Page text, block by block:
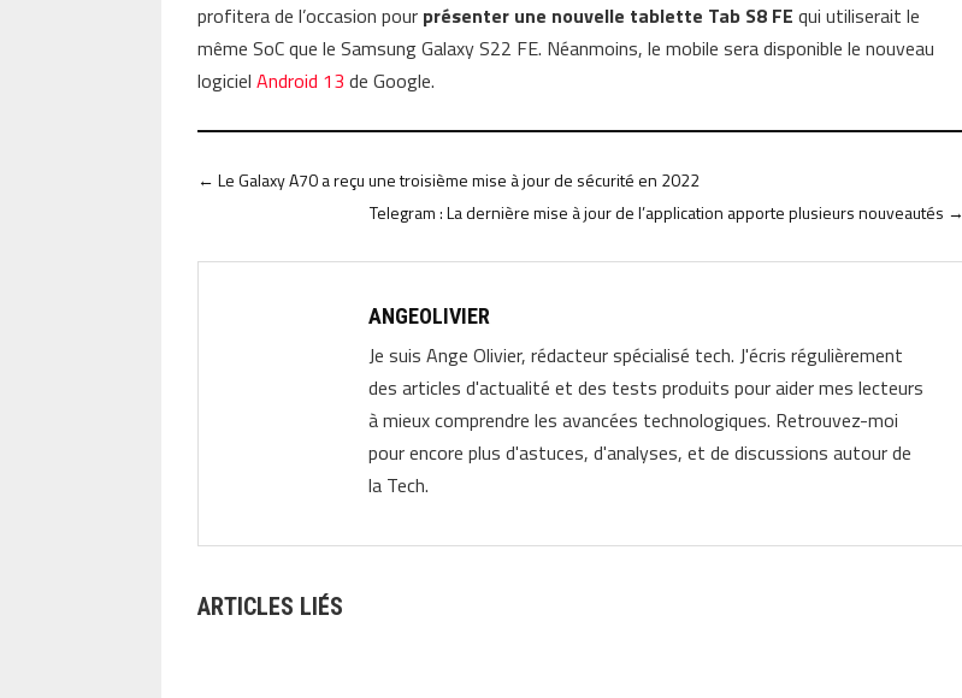
profitera de l’occasion pour présenter une nouvelle tablette Tab S8 FE qui utiliserait le
même SoC que le Samsung Galaxy S22 FE. Néanmoins, le mobile sera disponible le nouveau
logicielAndroid 13 de Google.
←Le Galaxy A70 a reçu une troisième mise à jour de sécurité en 2022
Telegram : La dernière mise à jour de l’application apporte plusieurs nouveautés →
ANGEOLIVIER
Je suis Ange Olivier, rédacteur spécialisé tech. J'écris régulièrement
des articles d'actualité et des tests produits pour aider mes lecteurs
à mieux comprendre les avancées technologiques. Retrouvez-moi
pour encore plus d'astuces, d'analyses, et de discussions autour de
la Tech.
ARTICLES LIÉS